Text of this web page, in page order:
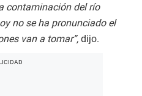
contaminación del río
no se ha pronunciado el
van a tomar”, dijo.